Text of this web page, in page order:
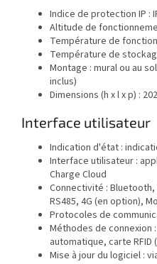
Indice de protection IP :
Altitude de
Température de
Température de
Montage : mural ou au
inclus)
Dimensions (h x l x p) :
Interface utilisateur
Indication d'état :
Interface utilisateur :
Charge Cloud
Connectivité :
RS485, 4G (en option),
Protocoles de
Méthodes de connexion
automatique, carte RFID
Mise à jour du logiciel :